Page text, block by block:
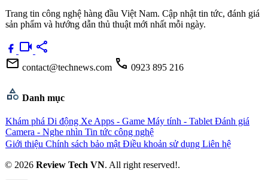
Trang tin công nghệ hàng đầu Việt Nam. Cập nhật tin tức, đánh giá
sản phẩm và hướng dẫn thủ thuật mới nhất mỗi ngày.
videocam share
mail contact@technews.com call 0923 895 216
category Danh mục
Khám phá Di động Xe Apps - Game Máy tính - Tablet Đánh giá
Camera - Nghe nhìn Tin tức công nghệ
Giới thiệu Chính sách bảo mật Điều khoản sử dụng Liên hệ
© 2026 Review Tech VN. All right reserved!.